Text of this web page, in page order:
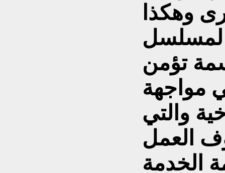
وهكذا
المسلسل
تؤمن
مواجهة
والتي
العمل
الخدمة